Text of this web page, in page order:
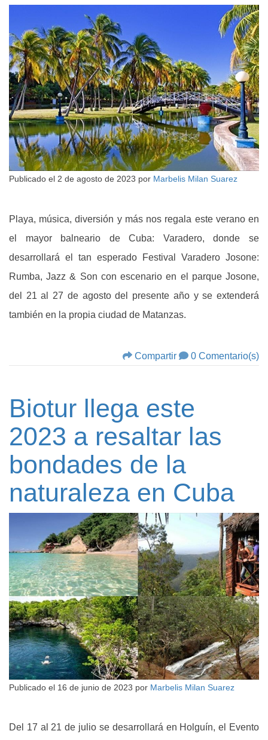
Publicado el 2 de agosto de 2023 por Marbelis Milan Suarez
Playa, música, diversión y más nos regala este verano en
el mayor balneario de Cuba: Varadero, donde se
desarrollará el tan esperado Festival Varadero Josone:
Rumba, Jazz & Son con escenario en el parque Josone,
del 21 al 27 de agosto del presente año y se extenderá
también en la propia ciudad de Matanzas.
Compartir 0 Comentario(s)
Biotur llega este
2023 a resaltar las
bondades de la
naturaleza en Cuba
Publicado el 16 de junio de 2023 por Marbelis Milan Suarez
Del 17 al 21 de julio se desarrollará en Holguín, el Evento